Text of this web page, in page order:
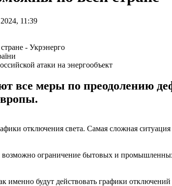
11:39
атаки на энергообъект
все меры по преодолению
отключения света. Самая сложная
возможно ограничение бытовых и
именно будут действовать графики